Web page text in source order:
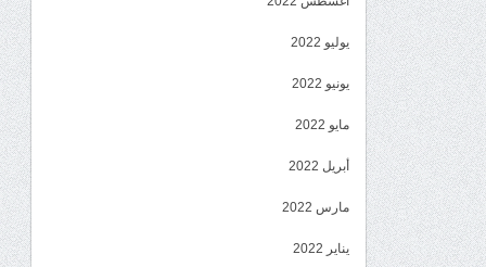
يوليو 2022
يونيو 2022
مايو 2022
أبريل 2022
مارس 2022
يناير 2022